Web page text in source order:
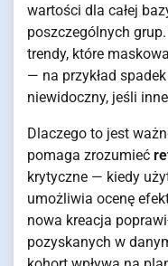
wartości dla całej
poszczególnych
trendy, które
— na przykład
niewidoczny, jeśli
Dlaczego to jest
pomaga zrozumieć
krytyczne — kiedy
umożliwia ocenę
nowa kreacja
pozyskanych w